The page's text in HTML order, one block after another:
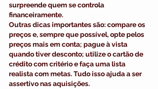
surpreende quem se controla
financeiramente.
Outras dicas importantes são: compare os
preços e, sempre que possível, opte pelos
preços mais em conta; pague à vista
quando tiver desconto; utilize o cartão de
crédito com critério e faça uma lista
realista com metas. Tudo isso ajuda a ser
assertivo nas aquisições.